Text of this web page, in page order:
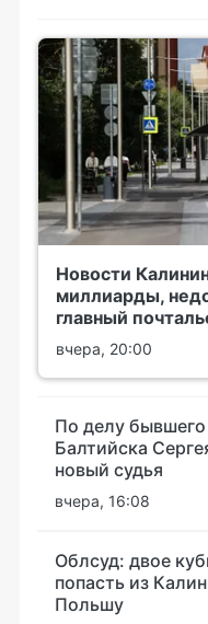
Новости
миллиарды,
главный
вчера, 20:00
По делу
Балтийска
новый судья
вчера, 16:08
Облсуд: двое
попасть из
Польшу